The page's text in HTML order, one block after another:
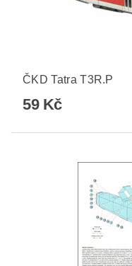
ČKD Tatra T3R.P
59 Kč